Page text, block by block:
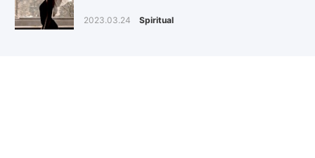
2023.03.24 Spiritual